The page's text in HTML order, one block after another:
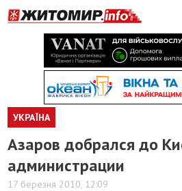
УКРАЇНА
Азаров добрался до
администрации
17 березня 2010, 12:09